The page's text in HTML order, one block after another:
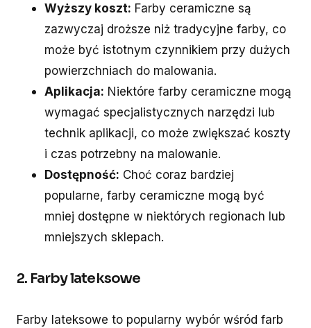
Wyższy koszt: Farby ceramiczne są
zazwyczaj droższe niż tradycyjne farby, co
może być istotnym czynnikiem przy dużych
powierzchniach do malowania.
Aplikacja: Niektóre farby ceramiczne mogą
wymagać specjalistycznych narzędzi lub
technik aplikacji, co może zwiększać koszty
i czas potrzebny na malowanie.
Dostępność: Choć coraz bardziej
popularne, farby ceramiczne mogą być
mniej dostępne w niektórych regionach lub
mniejszych sklepach.
2. Farby lateksowe
Farby lateksowe to popularny wybór wśród farb